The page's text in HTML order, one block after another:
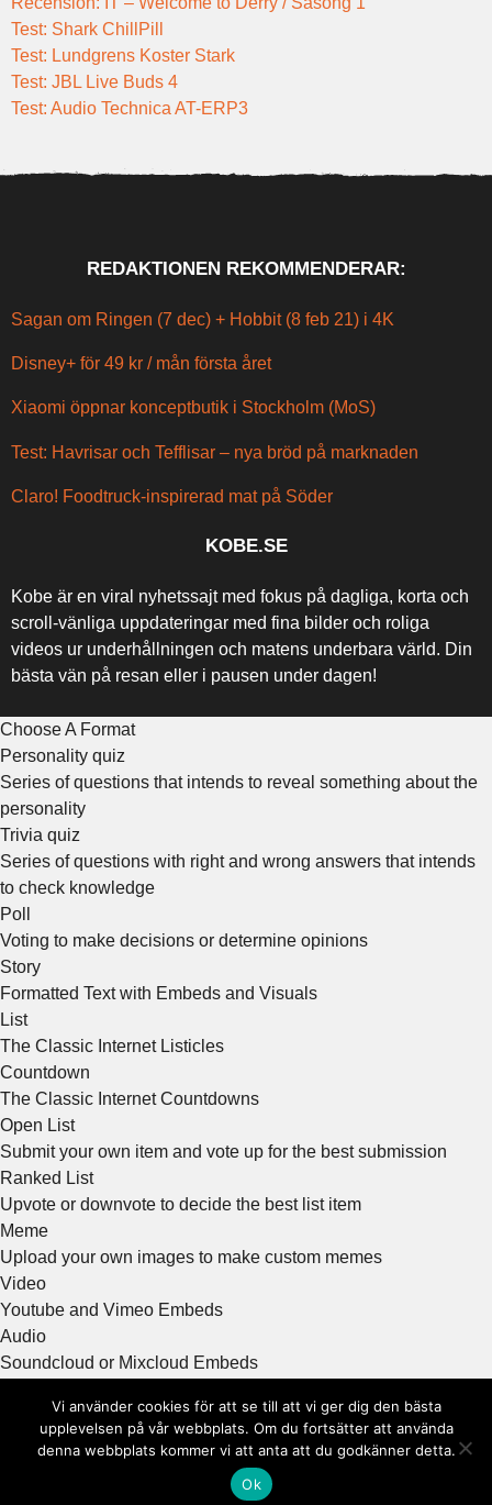
Test: Shark ChillPill
Test: Lundgrens Koster Stark
Test: JBL Live Buds 4
Test: Audio Technica AT-ERP3
REDAKTIONEN REKOMMENDERAR:
Sagan om Ringen (7 dec) + Hobbit (8 feb 21) i 4K
Disney+ för 49 kr / mån första året
Xiaomi öppnar konceptbutik i Stockholm (MoS)
Test: Havrisar och Tefflisar – nya bröd på marknaden
Claro! Foodtruck-inspirerad mat på Söder
KOBE.SE
Kobe är en viral nyhetssajt med fokus på dagliga, korta och
scroll-vänliga uppdateringar med fina bilder och roliga
videos ur underhållningen och matens underbara värld. Din
bästa vän på resan eller i pausen under dagen!
Choose A Format
Personality quiz
Series of questions that intends to reveal something about the
personality
Trivia quiz
Series of questions with right and wrong answers that intends
to check knowledge
Poll
Voting to make decisions or determine opinions
Story
Formatted Text with Embeds and Visuals
List
The Classic Internet Listicles
Countdown
The Classic Internet Countdowns
Open List
Submit your own item and vote up for the best submission
Ranked List
Upvote or downvote to decide the best list item
Meme
Upload your own images to make custom memes
Video
Youtube and Vimeo Embeds
Audio
Soundcloud or Mixcloud Embeds
Photo or GIF
Vi använder cookies för att se till att vi ger dig den bästa
upplevelsen på vår webbplats. Om du fortsätter att använda
denna webbplats kommer vi att anta att du godkänner detta.
Ok